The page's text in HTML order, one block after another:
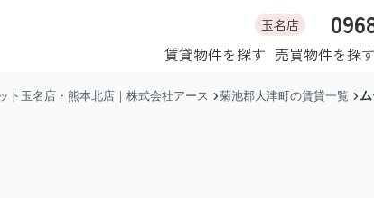
玉名店
賃貸物件を探す 売買物件を探
ト玉名店・熊本北店｜株式会社アース 菊池郡大津町の賃貸一覧